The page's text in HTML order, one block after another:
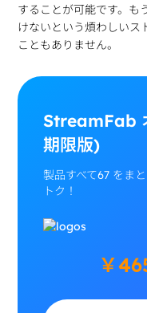
することが可能です。も
けないという煩わしいス
こともありません。
StreamFab
期限版)
製品すべて67 をま
トク！
￥